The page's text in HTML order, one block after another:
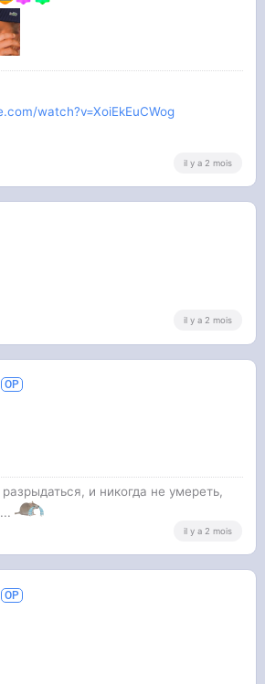
watch?v=XoiEkEuCWog
il y a 2 mois
il y a 2 mois
разрыдаться, и никогда не умереть,
il y a 2 mois